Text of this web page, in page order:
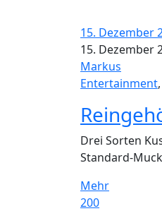
15. Dezember
15. Dezember
Markus
Entertainment,
Drei Sorten
Standard-
Mehr
200